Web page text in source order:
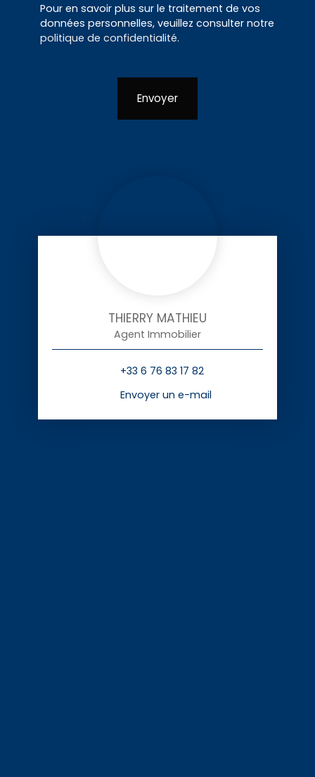
Pour en savoir plus sur le traitement de vos
données personnelles, veuillez consulter notre
politique de confidentialité.
Envoyer
THIERRY MATHIEU
Agent Immobilier
+33 6 76 83 17 82
Envoyer un e-mail